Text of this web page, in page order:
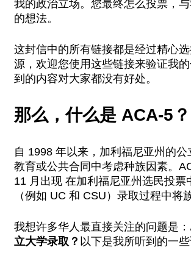
我的政治立场。您最终怎么投票，
的想法。
这封信中的所有链接都是经过精心
源，欢迎您使用这些链接来验证我
到的内容对大家都没有好处。
那么，什么是 ACA-5？
自 1998 年以来，加利福尼亚州的
教育或公共合同中考虑种族因素。
11 月出现 在加利福尼亚州选民投
（例如 UC 和 CSU）录取过程中将
我想许多华人最直接关注的问题是：
立大学录取？ 以下是我所听到的一些